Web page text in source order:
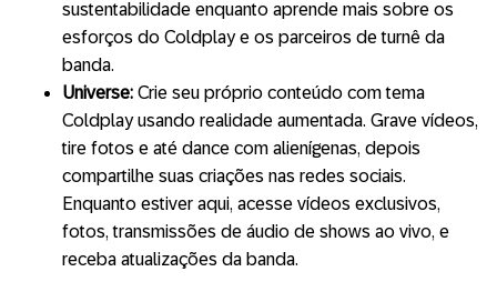
sustentabilidade enquanto aprende mais sobre os
esforços do Coldplay e os parceiros de turnê da
banda.
Universe: Crie seu próprio conteúdo com tema
Coldplay usando realidade aumentada. Grave vídeos,
tire fotos e até dance com alienígenas, depois
compartilhe suas criações nas redes sociais.
Enquanto estiver aqui, acesse vídeos exclusivos,
fotos, transmissões de áudio de shows ao vivo, e
receba atualizações da banda.